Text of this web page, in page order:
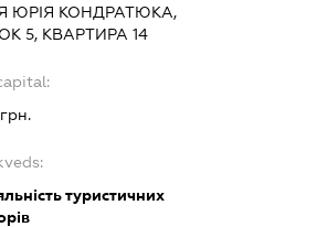
ЮРІЯ КОНДРАТЮКА,
5, КВАРТИРА 14
туристичних